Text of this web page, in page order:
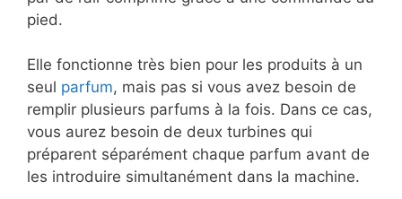
pied.
Elle fonctionne très bien pour les produits à un
seul parfum, mais pas si vous avez besoin de
remplir plusieurs parfums à la fois. Dans ce cas,
vous aurez besoin de deux turbines qui
préparent séparément chaque parfum avant de
les introduire simultanément dans la machine.